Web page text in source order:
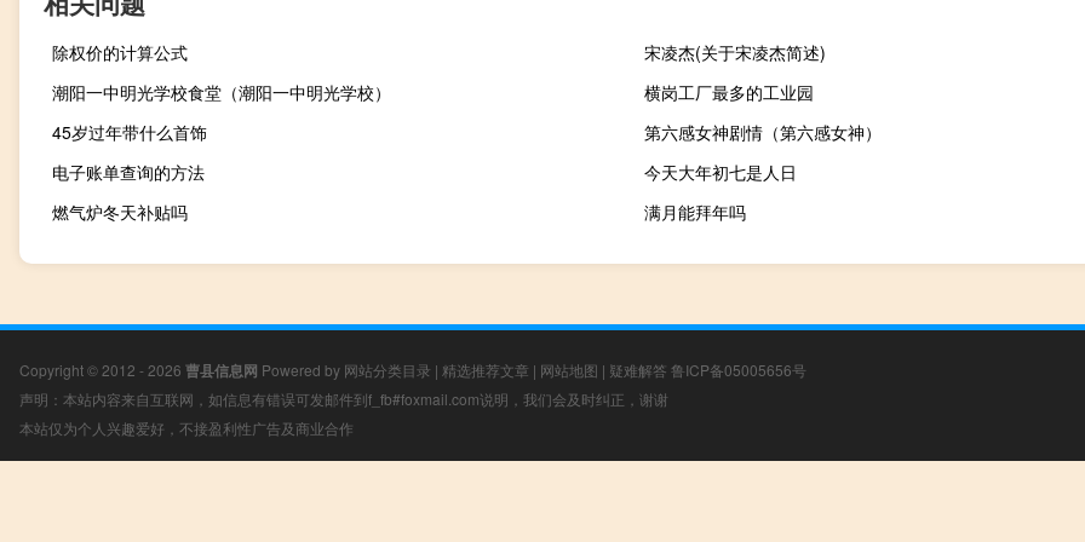
除权价的计算公式
宋凌杰(关于宋凌杰简述)
潮阳一中明光学校食堂（潮阳一中明光学校）
横岗工厂最多的工业园
45岁过年带什么首饰
第六感女神剧情（第六感女神）
电子账单查询的方法
今天大年初七是人日
燃气炉冬天补贴吗
满月能拜年吗
Copyright © 2012 - 2026 曹县信息网 Powered by 网站分类目录 | 精选推荐文章 | 网站地图 | 疑难解答 鲁ICP备05005656号
声明：本站内容来自互联网，如信息有错误可发邮件到f_fb#foxmail.com说明，我们会及时纠正，谢谢
本站仅为个人兴趣爱好，不接盈利性广告及商业合作